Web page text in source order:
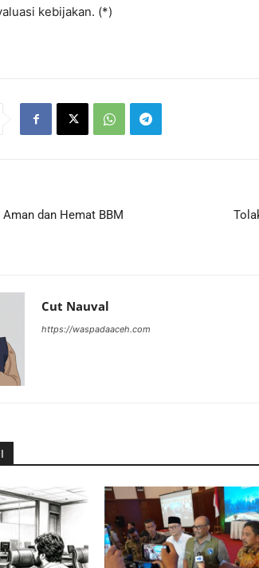
kebijakan. (*)
dan Hemat BBM
Cut Nauval
https://waspadaaceh.com